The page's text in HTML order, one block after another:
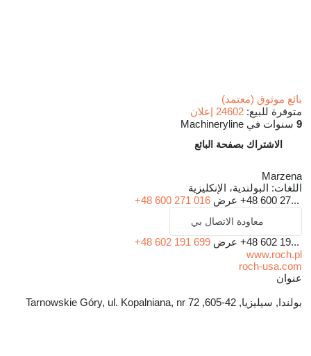
بائع موثوق (معتمد)
متوفرة للبيع: 24602 إعلان
9 سنوات في Machineryline
الاشتراك بصفحة البائع
Marzena
اللغات: البولندية، الإنكليزية
+48 600 27... عرض +48 600 271 016
معاودة الاتصال بي
+48 602 19... عرض +48 602 191 699
www.roch.pl
roch-usa.com
عنوان
بولندا, سيليزيا, 42-605, Tarnowskie Góry, ul. Kopalniana, nr 72